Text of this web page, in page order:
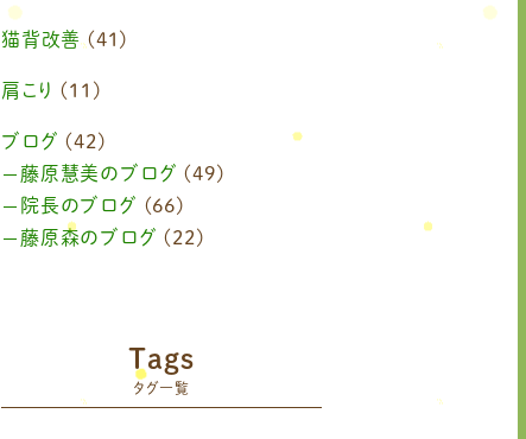
2024年8月 (1)
2024年6月(1)
2024年4月(1)
2024年3月(2)
2024年2月(1)
猫背改善(41)
肩こり (11)
ブログ (42)
藤原慧美のブログ (49)
院長のブログ (66)
藤原森のブログ (22)
Tags
タグ一覧